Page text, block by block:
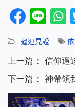
逼迫見證
上一篇： 信仰逼
下一篇： 神帶領